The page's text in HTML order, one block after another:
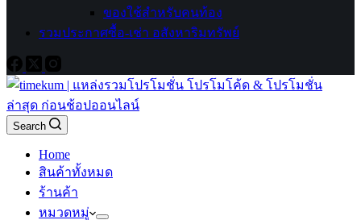
ของใช้สำหรับคนท้อง
รวมประกาศซื้อ-เช่า อสังหาริมทรัพย์
Search
Home
สินค้าทั้งหมด
ร้านค้า
หมวดหมู่